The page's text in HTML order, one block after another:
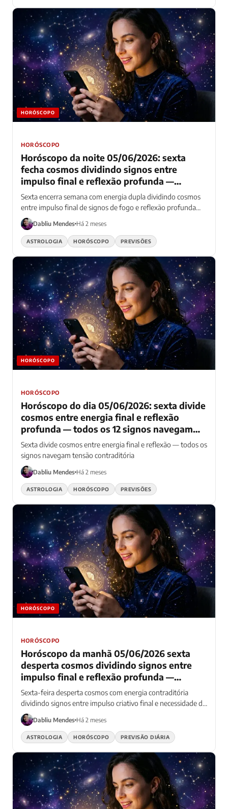
HORÓSCOPO
HORÓSCOPO
Horóscopo da noite 05/06/2026: sexta
fecha cosmos dividindo signos entre
impulso final e reflexão profunda —
energia dupla guia todos os 12
Sexta encerra semana com energia dupla dividindo cosmos
entre impulso final de signos de fogo e reflexão profunda
dos signos de água
Dabliu Mendes Há 2 meses
ASTROLOGIA HORÓSCOPO PREVISÕES
HORÓSCOPO
HORÓSCOPO
Horóscopo do dia 05/06/2026: sexta divide
cosmos entre energia final e reflexão
profunda — todos os 12 signos navegam
tensão contraditória
Sexta divide cosmos entre energia final e reflexão — todos os
signos navegam tensão contraditória
Dabliu Mendes Há 2 meses
ASTROLOGIA HORÓSCOPO PREVISÕES
HORÓSCOPO
HORÓSCOPO
Horóscopo da manhã 05/06/2026 sexta
desperta cosmos dividindo signos entre
impulso final e reflexão profunda —
Hoóscopo da manha: energia contraditória
guia os 12
Sexta-feira desperta cosmos com energia contraditória
dividindo signos entre impulso criativo final e necessidade de
reflexão profunda matinal
Dabliu Mendes Há 2 meses
ASTROLOGIA HORÓSCOPO PREVISÃO DIÁRIA